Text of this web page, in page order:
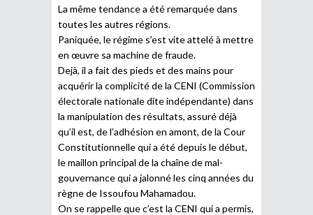
La même tendance a été remarquée dans
toutes les autres régions.
Paniquée, le régime s’est vite attelé à mettre
en œuvre sa machine de fraude.
Dejà, il a fait des pieds et des mains pour
acquérir la complicité de la CENI (Commission
électorale nationale dite indépendante) dans
la manipulation des résultats, assuré déjà
qu’il est, de l’adhésion en amont, de la Cour
Constitutionnelle qui a été depuis le début,
le maillon principal de la chaîne de mal-
gouvernance qui a jalonné les cinq années du
règne de Issoufou Mahamadou.
On se rappelle que c’est la CENI qui a permis,